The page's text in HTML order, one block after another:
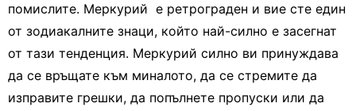
помислите. Меркурий е ретрограден и вие сте един
от зодиакалните знаци, който най-силно е засегнат
от тази тенденция. Меркурий силно ви принуждава
да се връщате към миналото, да се стремите да
изправите грешки, да попълнете пропуски или да